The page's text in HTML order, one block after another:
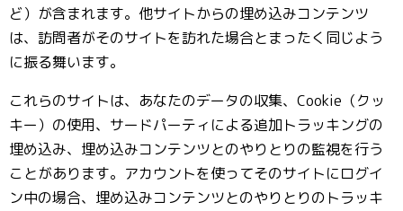
ど）が含まれます。他サイトからの埋め込みコンテンツ
は、訪問者がそのサイトを訪れた場合とまったく同じよう
に振る舞います。
これらのサイトは、あなたのデータの収集、Cookie（クッ
キー）の使用、サードパーティによる追加トラッキングの
埋め込み、埋め込みコンテンツとのやりとりの監視を行う
ことがあります。アカウントを使ってそのサイトにログイ
ン中の場合、埋め込みコンテンツとのやりとりのトラッキ